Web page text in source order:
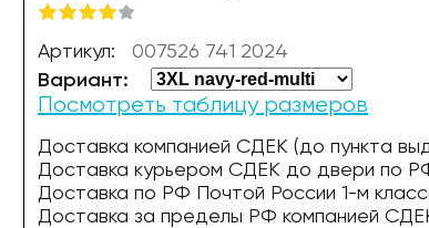
Артикул: 007526 741 2024
Вариант:
Посмотреть таблицу размеров
Доставка компанией СДЕК (до пункта
Доставка курьером СДЕК до двери по
Доставка по РФ Почтой России 1-м
Доставка за пределы РФ компанией